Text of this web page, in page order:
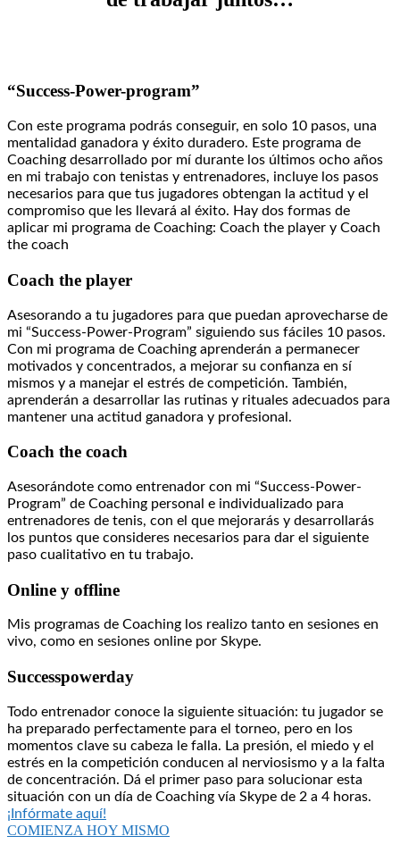
“Success-Power-program”
Con este programa podrás conseguir, en solo 10 pasos, una
mentalidad ganadora y éxito duradero. Este programa de
Coaching desarrollado por mí durante los últimos ocho años
en mi trabajo con tenistas y entrenadores, incluye los pasos
necesarios para que tus jugadores obtengan la actitud y el
compromiso que les llevará al éxito. Hay dos formas de
aplicar mi programa de Coaching: Coach the player y Coach
the coach
Coach the player
Asesorando a tu jugadores para que puedan aprovecharse de
mi “Success-Power-Program” siguiendo sus fáciles 10 pasos.
Con mi programa de Coaching aprenderán a permanecer
motivados y concentrados, a mejorar su confianza en sí
mismos y a manejar el estrés de competición. También,
aprenderán a desarrollar las rutinas y rituales adecuados para
mantener una actitud ganadora y profesional.
Coach the coach
Asesorándote como entrenador con mi “Success-Power-
Program” de Coaching personal e individualizado para
entrenadores de tenis, con el que mejorarás y desarrollarás
los puntos que consideres necesarios para dar el siguiente
paso cualitativo en tu trabajo.
Online y offline
Mis programas de Coaching los realizo tanto en sesiones en
vivo, como en sesiones online por Skype.
Successpowerday
Todo entrenador conoce la siguiente situación: tu jugador se
ha preparado perfectamente para el torneo, pero en los
momentos clave su cabeza le falla. La presión, el miedo y el
estrés en la competición conducen al nerviosismo y a la falta
de concentración. Dá el primer paso para solucionar esta
situación con un día de Coaching vía Skype de 2 a 4 horas.
¡Infórmate aquí!
COMIENZA HOY MISMO